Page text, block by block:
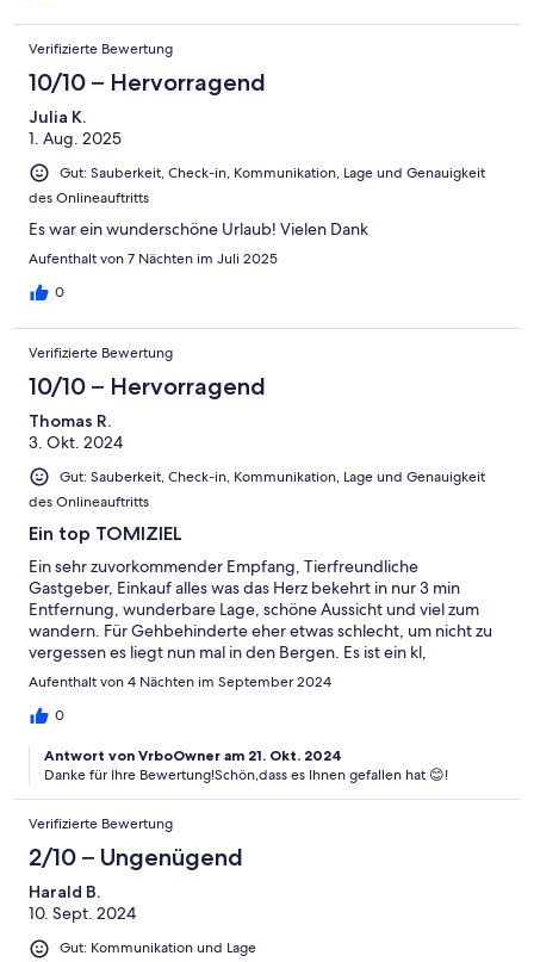
Verifizierte Bewertung
10/10 – Hervorragend
Julia K.
1. Aug. 2025
Gut: Sauberkeit, Check-in, Kommunikation, Lage und Genauigkeit
des Onlineauftritts
Es war ein wunderschöne Urlaub! Vielen Dank
Aufenthalt von 7 Nächten im Juli 2025
0
Verifizierte Bewertung
10/10 – Hervorragend
Thomas R.
3. Okt. 2024
Gut: Sauberkeit, Check-in, Kommunikation, Lage und Genauigkeit
des Onlineauftritts
Ein top TOMIZIEL
Ein sehr zuvorkommender Empfang, Tierfreundliche
Gastgeber, Einkauf alles was das Herz bekehrt in nur 3 min
Entfernung, wunderbare Lage, schöne Aussicht und viel zum
wandern. Für Gehbehinderte eher etwas schlecht, um nicht zu
vergessen es liegt nun mal in den Bergen. Es ist ein kl,
bescheidenes Häuschen mit allen drum und dran (ohne WaMa)
aber nicht dringend notwendig. Ich war hier nur zum
nächtigen/frühstücken. Abends stand ein Grill zur Verfügung,
manche Sender aber der Ofen hat alles ersetzt und Radio dazu
perfekt. Alles zusammen würde ich 90 Punkte geben da eine
100 keiner schafft weil es kein 5 Sterne Hotel ist. Ich war sehr
zufrieden und würde gern wieder kommen aber ich reiste
schon durch Hessen, Bayern und nun Thüringen und möchte
auch noch andere Gegend sehen. Ps. Habe hier in 5 Tagen/4
Nächte Unterkunft (Sept/Okt) knapp über 90 km gewandert,
für ein Anfänger mit Hund nicht schlecht. Also alles im ganzen ist
5 Sterne Hotel stehen und die Natur genießen wollen auch mal
Aufenthalt von 4 Nächten im September 2024
0
Antwort von VrboOwner am 21. Okt. 2024
Danke für Ihre Bewertung!Schön,dass es Ihnen gefallen hat 😊!
Verifizierte Bewertung
2/10 – Ungenügend
Harald B.
10. Sept. 2024
Gut: Kommunikation und Lage